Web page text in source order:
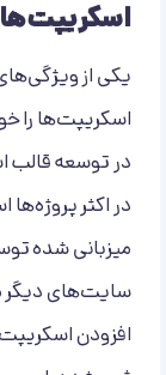
یکی از
اسکریپت‌ها را
در اکثر
میزبانی شده
سایت‌های دیگر
افزودن